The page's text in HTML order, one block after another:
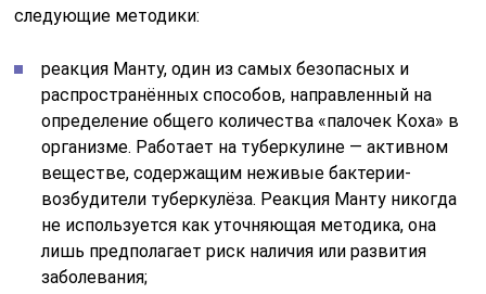
этом даёт точный результат;
если у пациента аллергия на туберкулин, или
прежде ему делали прививку БЦЖ (она может
косвенно повлиять на результаты Манту). Для
изучения берётся кровь на анализ, процент
верности теста гораздо выше, чем при
предыдущих вариантах. Расшифровка анализов
помогает точно установить внелёгочные и
скрытые формы туберкулёза;
ПЦР — полиразмерная цепная реакция, при которой